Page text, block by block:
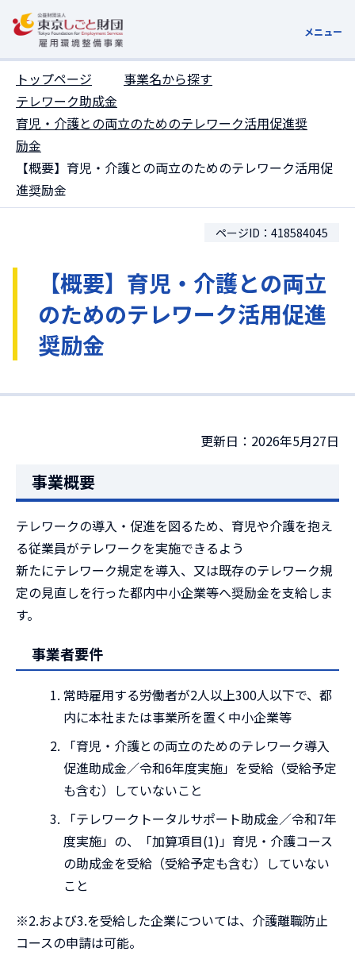
ここがページトップです
メニュー
トップページ
事業名から探す
テレワーク助成金
育児・介護との両立のためのテレワーク活用促進奨
励金
【概要】育児・介護との両立のためのテレワーク活用促
進奨励金
ページID：418584045
【概要】育児・介護との両立
のためのテレワーク活用促進
奨励金
更新日：2026年5月27日
事業概要
テレワークの導入・促進を図るため、育児や介護を抱え
る従業員がテレワークを実施できるよう
新たにテレワーク規定を導入、又は既存のテレワーク規
定の見直しを行った都内中小企業等へ奨励金を支給しま
す。
事業者要件
常時雇用する労働者が2人以上300人以下で、都
内に本社または事業所を置く中小企業等
「育児・介護との両立のためのテレワーク導入
促進助成金／令和6年度実施」を受給（受給予定
も含む）していないこと
「テレワークトータルサポート助成金／令和7年
度実施」の、「加算項目(1)」育児・介護コース
の助成金を受給（受給予定も含む）していない
こと
※2.および3.を受給した企業については、介護離職防止
コースの申請は可能。